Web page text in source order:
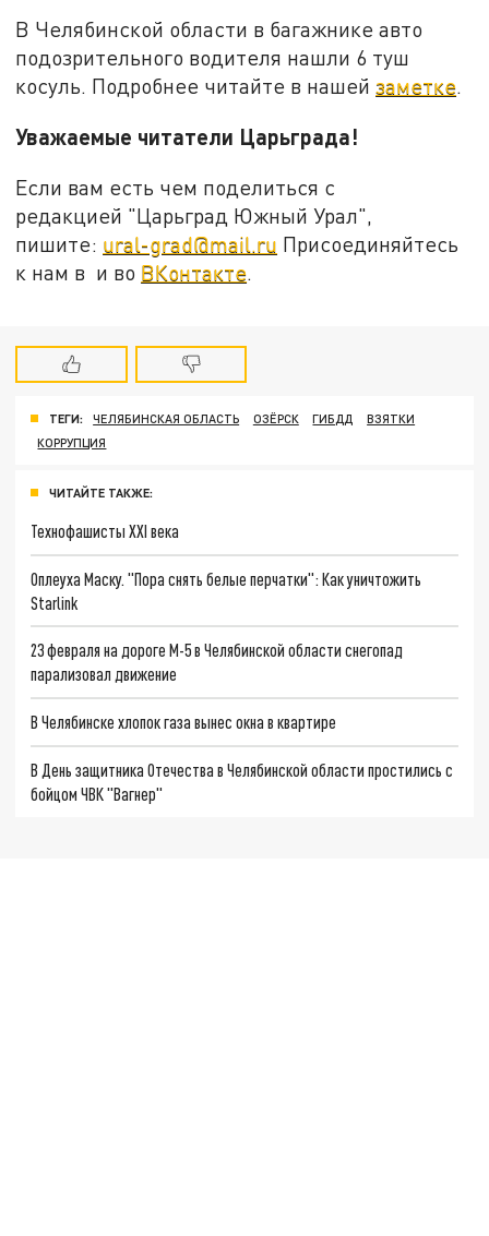
В Челябинской области в багажнике авто
подозрительного водителя нашли 6 туш
косуль. Подробнее читайте в нашейзаметке.
Уважаемые читатели Царьграда!
Если вам есть чем поделиться с
редакцией "Царьград Южный Урал",
пишите: ural-grad@mail.ru Присоединяйтесь
к нам в и во ВКонтакте
ТЕГИ: ЧЕЛЯБИНСКАЯ ОБЛАСТЬ ОЗЁРСК ГИБДД
ВЗЯТКИ
КОРРУПЦИЯ
ЧИТАЙТЕ ТАКЖЕ:
Технофашисты XXI века
Оплеуха Маску. "Пора снять белые перчатки": Как уничтожить
Starlink
23 февраля на дороге М-5 в Челябинской области снегопад
парализовал движение
В Челябинске хлопок газа вынес окна в квартире
В День защитника Отечества в Челябинской области простились с
бойцом ЧВК "Вагнер"